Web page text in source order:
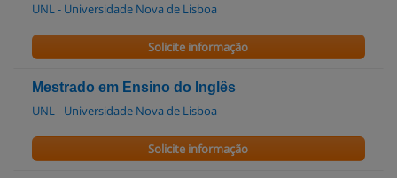
UNL - Universidade Nova de Lisboa
Solicite informação
Mestrado em Ensino do Inglês
UNL - Universidade Nova de Lisboa
Solicite informação